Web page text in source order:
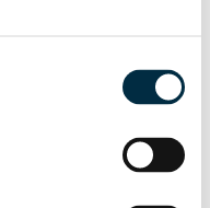
Vollständiges
Unternehmensprofil